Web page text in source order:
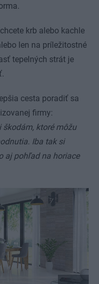
krb alebo kachle
len na príležitostné
tepelných strát je
cesta poradiť sa
firmy:
škodám, ktoré môžu
Iba tak si
aj pohľad na horiace